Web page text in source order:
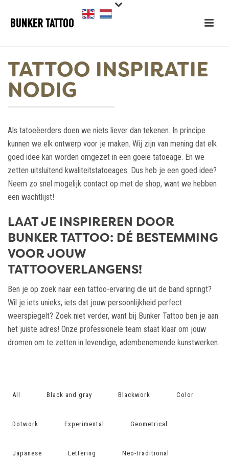
TATTOO INSPIRATIE
NODIG
Als tatoeëerders doen we niets liever dan tekenen. In principe
kunnen we elk ontwerp voor je maken. Wij zijn van mening dat elk
goed idee kan worden omgezet in een goeie tatoeage. En we
zetten uitsluitend kwaliteitstatoeages. Dus heb je een goed idee?
Neem zo snel mogelijk contact op met de shop, want we hebben
een wachtlijst!
LAAT JE INSPIREREN DOOR
BUNKER TATTOO: DÉ BESTEMMING
VOOR JOUW
TATTOOVERLANGENS!
Ben je op zoek naar een tattoo-ervaring die uit de band springt?
Wil je iets unieks, iets dat jouw persoonlijkheid perfect
weerspiegelt? Zoek niet verder, want bij Bunker Tattoo ben je aan
het juiste adres! Onze professionele team staat klaar om jouw
dromen om te zetten in levendige, adembenemende kunstwerken.
All Black and gray Blackwork Color
Dotwork Experimental Geometrical
Japanese Lettering Neo-traditional